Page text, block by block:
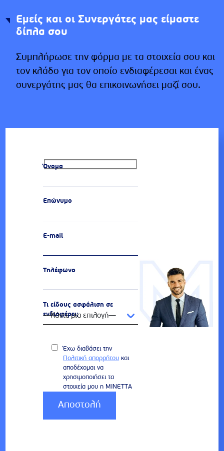
Εμείς και οι Συνεργάτες μας είμαστε
δίπλα σου
Συμπλήρωσε την φόρμα με τα στοιχεία σου και
τον κλάδο για τον οποίο ενδιαφέρεσαι και ένας
συνεργάτης μας θα επικοινωνήσει μαζί σου.
Όνομα
Επώνυμο
E-mail
Τηλέφωνο
Τι είδους ασφάλιση σε
ενδιαφέρει;
Έχω διαβάσει την
Πολιτική απορρήτου και
αποδέχομαι να
χρησιμοποιήσει τα
στοιχεία μου η ΜΙΝΕΤΤΑ